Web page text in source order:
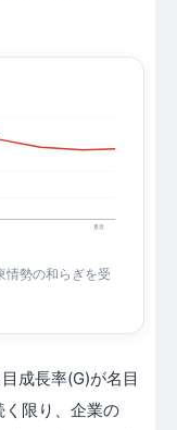
直近
情勢の和らぎを受
成長率(G)が名目
限り、企業の